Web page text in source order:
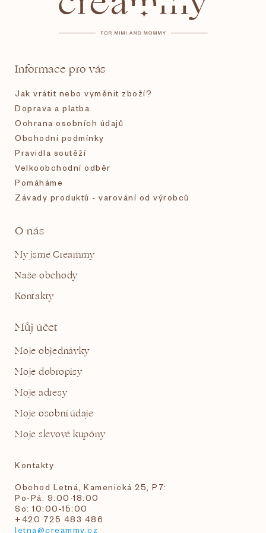
Informace pro vás
Jak vrátit nebo vyměnit zboží?
Doprava a platba
Ochrana osobních údajů
Obchodní podmínky
Pravidla soutěží
Velkoobchodní odběr
Pomáháme
Závady produktů - varování od výrobců
O nás
My jsme Creammy
Naše obchody
Kontakty
Můj účet
Moje objednávky
Moje dobropisy
Moje adresy
Moje osobní údaje
Moje slevové kupóny
Kontakty
Obchod Letná, Kamenická 25, P7:
Po-Pá: 9:00-18:00
So: 10:00-15:00
+420 725 483 486
letna@creammy.cz